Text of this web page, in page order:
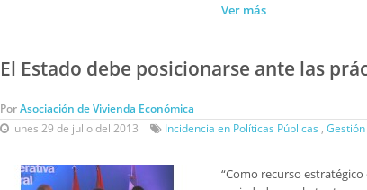
Ver más
El Estado debe posicionarse ante las
PorAsociación de Vivienda Económica
lunes 29 de julio del 2013
Incidencia en Políticas Públicas ,
“Como recurso